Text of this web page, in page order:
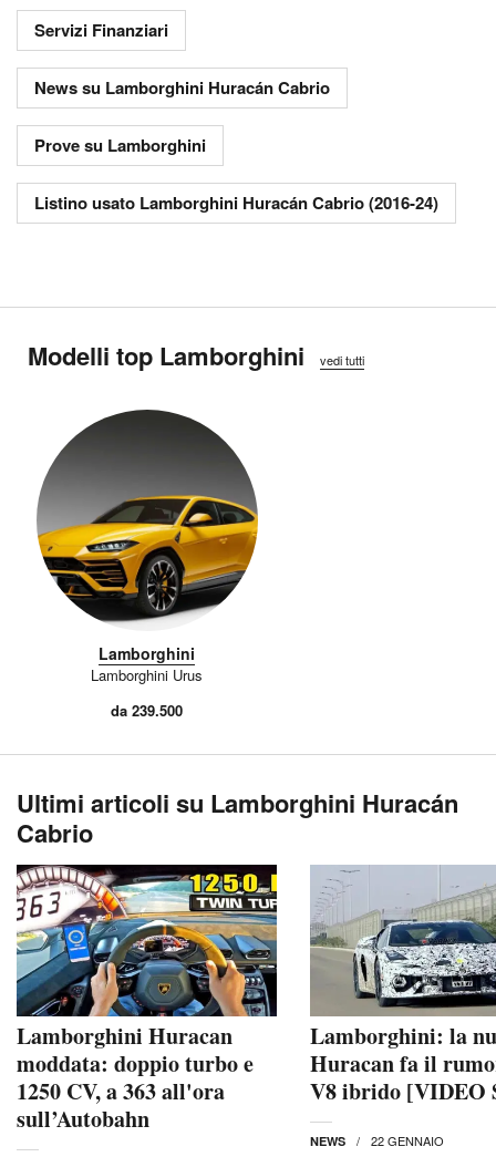
Servizi Finanziari
News su Lamborghini Huracán Cabrio
Prove su Lamborghini
Listino usato Lamborghini Huracán Cabrio (2016-24)
Modelli top Lamborghini vedi tutti
Lamborghini
Lamborghini Urus
da 239.500
Ultimi articoli su Lamborghini Huracán
Cabrio
Lamborghini Huracan
moddata: doppio turbo e
1250 CV, a 363 all'ora
sull’Autobahn
Lamborghini: la
Huracan fa il
V8 ibrido [VIDEO
NEWS 22 GENNAIO